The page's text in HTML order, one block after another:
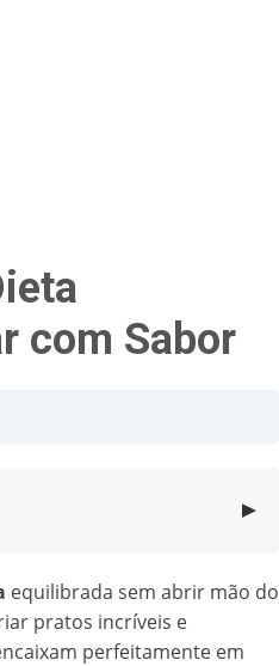
com Sabor
▼
equilibrada sem abrir mão do
pratos incríveis e
perfeitamente em